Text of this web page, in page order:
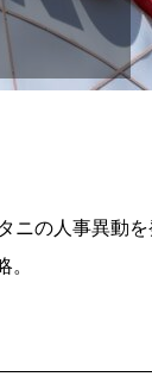
ニの人事異動
。